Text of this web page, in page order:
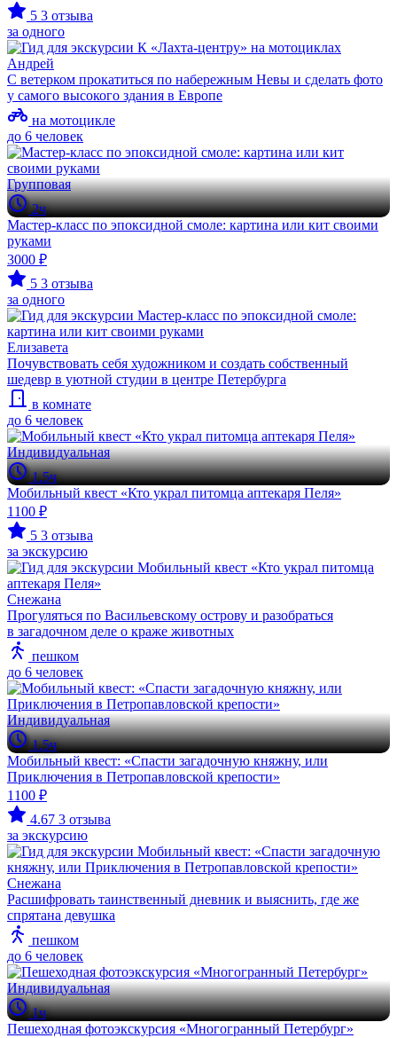
5 3 отзыва
за одного
Андрей
С ветерком прокатиться по набережным Невы и сделать фото
у самого высокого здания в Европе
на мотоцикле
до 6 человек
Групповая
2ч
Мастер-класс по эпоксидной смоле: картина или кит своими
руками
3000 ₽
5 3 отзыва
за одного
Елизавета
Почувствовать себя художником и создать собственный
шедевр в уютной студии в центре Петербурга
в комнате
до 6 человек
Индивидуальная
1.5ч
Мобильный квест «Кто украл питомца аптекаря Пеля»
1100 ₽
5 3 отзыва
за экскурсию
Снежана
Прогуляться по Васильевскому острову и разобраться
в загадочном деле о краже животных
пешком
до 6 человек
Индивидуальная
1.5ч
Мобильный квест: «Спасти загадочную княжну, или
Приключения в Петропавловской крепости»
1100 ₽
4.67 3 отзыва
за экскурсию
Снежана
Расшифровать таинственный дневник и выяснить, где же
спрятана девушка
пешком
до 6 человек
Индивидуальная
1ч
Пешеходная фотоэкскурсия «Многогранный Петербург»